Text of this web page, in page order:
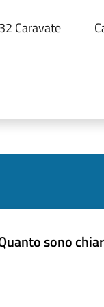
Caravate
sono